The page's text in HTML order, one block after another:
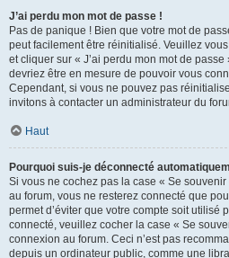
J’ai perdu mon mot de passe !
Pas de panique ! Bien que votre mot de
peut facilement être réinitialisé. Veuillez
et cliquer sur « J’ai perdu mon mot de
devriez être en mesure de pouvoir vous
Cependant, si vous ne pouvez pas
invitons à contacter un administrateur du
Haut
Pourquoi suis-je déconnecté
Si vous ne cochez pas la case « Se
au forum, vous ne resterez connecté que
permet d’éviter que votre compte soit utilisé
connecté, veuillez cocher la case « Se
connexion au forum. Ceci n’est pas
depuis un ordinateur public, comme une